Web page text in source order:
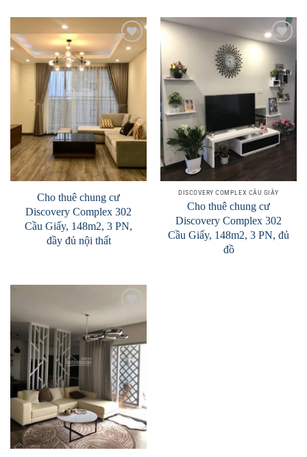
Add to
Wishlist
Cho thuê chung cư
Discovery Complex 302
Cầu Giấy, 148m2, 3 PN,
đầy đủ nội thất
Add to
Wishlist
DISCOVERY COMPLEX CẦU GIẤY
Cho thuê chung cư
Discovery Complex 302
Cầu Giấy, 148m2, 3 PN, đủ
đồ
Add to
Wishlist